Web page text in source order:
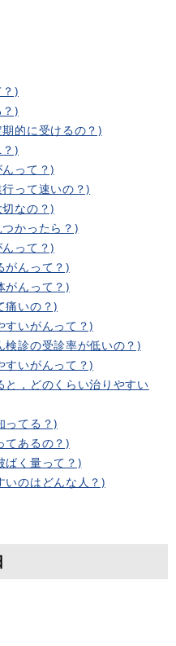
)
)
的に受けるの？)
)
って？)
って速いの？)
なの？)
かったら？)
って？)
がんって？)
がんって？)
痛いの？)
すいがんって？)
検診の受診率が低いの？)
すいがんって？)
と，どのくらい治りやすい
ってる？)
てあるの？)
ばく量って？)
いのはどんな人？)